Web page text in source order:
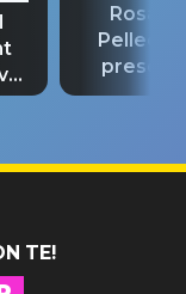
Rosario
“Così
TE!